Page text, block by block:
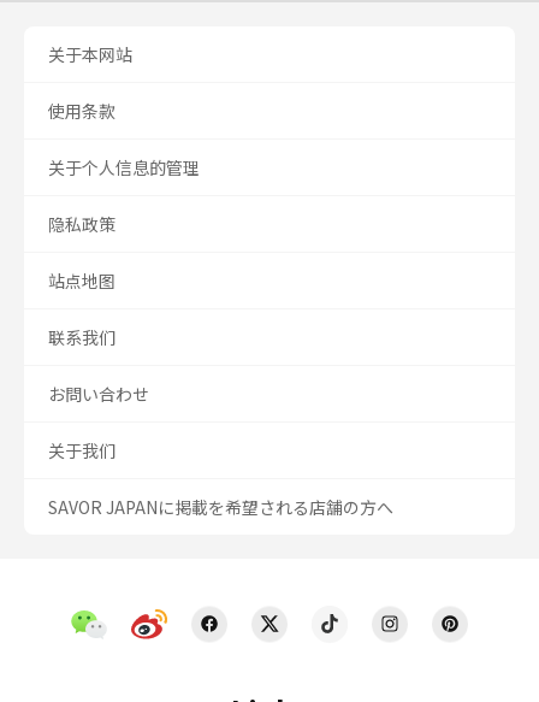
关于本网站
使用条款
关于个人信息的管理
隐私政策
站点地图
联系我们
お問い合わせ
关于我们
SAVOR JAPANに掲載を希望される店舗の方へ